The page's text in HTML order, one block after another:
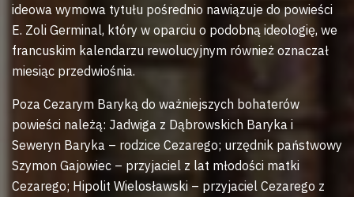
ideowa wymowa tytułu pośrednio nawiązuje do powieści
E. Zoli Germinal, który w oparciu o podobną ideologię, we
francuskim kalendarzu rewolucyjnym również oznaczał
miesiąc przedwiośnia.
Poza Cezarym Baryką do ważniejszych bohaterów
powieści należą: Jadwiga z Dąbrowskich Baryka i
Seweryn Baryka – rodzice Cezarego; urzędnik państwowy
Szymon Gajowiec – przyjaciel z lat młodości matki
Cezarego; Hipolit Wielosławski – przyjaciel Cezarego z